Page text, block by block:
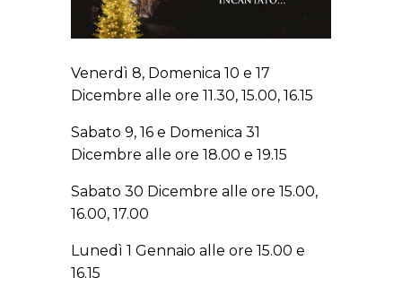
Venerdì 8, Domenica 10 e 17
Dicembre alle ore 11.30, 15.00, 16.15
Sabato 9, 16 e Domenica 31
Dicembre alle ore 18.00 e 19.15
Sabato 30 Dicembre alle ore 15.00,
16.00, 17.00
Lunedì 1 Gennaio alle ore 15.00 e
16.15